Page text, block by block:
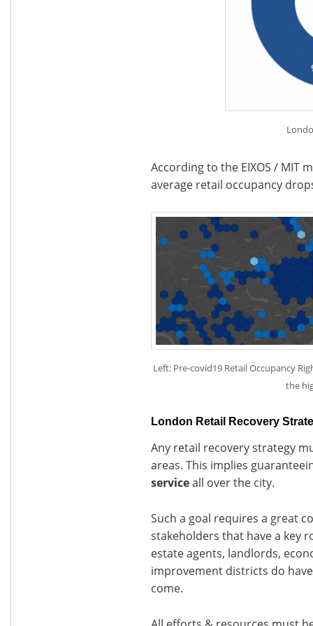
According to the EIXOS / MIT
average retail occupancy
Left: Pre-covid19 Retail Occupancy
the
London Retail Recovery
Any retail recovery strategy
areas. This implies
serviceall over the city.
Such a goal requires a great
stakeholders that have a key
estate agents, landlords,
improvement districts do
come.